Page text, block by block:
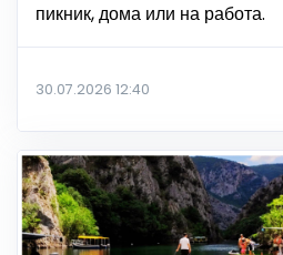
пикник, дома или на работа.
30.07.2026 12:40